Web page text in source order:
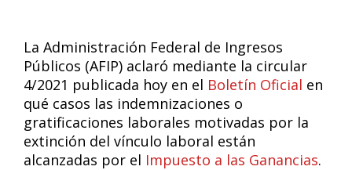
La Administración Federal de Ingresos
Públicos (AFIP) aclaró mediante la circular
4/2021 publicada hoy en el Boletín Oficial en
qué casos las indemnizaciones o
gratificaciones laborales motivadas por la
extinción del vínculo laboral están
alcanzadas por el Impuesto a las Ganancias.